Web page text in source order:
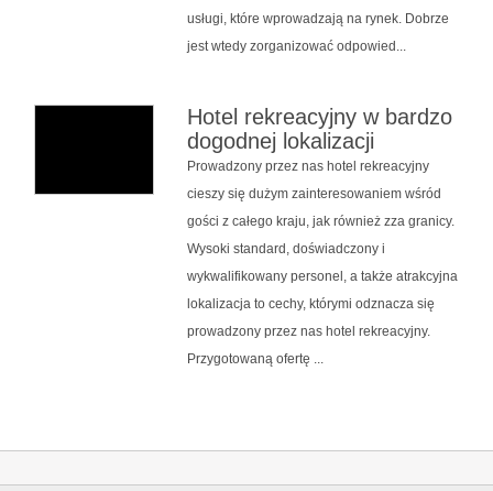
usługi, które wprowadzają na rynek. Dobrze
jest wtedy zorganizować odpowied...
Hotel rekreacyjny w bardzo
dogodnej lokalizacji
Prowadzony przez nas hotel rekreacyjny
cieszy się dużym zainteresowaniem wśród
gości z całego kraju, jak również zza granicy.
Wysoki standard, doświadczony i
wykwalifikowany personel, a także atrakcyjna
lokalizacja to cechy, którymi odznacza się
prowadzony przez nas hotel rekreacyjny.
Przygotowaną ofertę ...